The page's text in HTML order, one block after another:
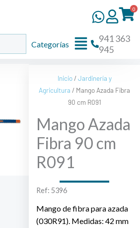
0
Flyout
Categorías
941 363
945
Inicio/Jardinería y
Agricultura / Mango Azada Fibra
90 cm R091
Mango Azada
Fibra 90 cm
R091
Ref: 5396
Mango de fibra para azada
(030R91). Medidas: 42 mm